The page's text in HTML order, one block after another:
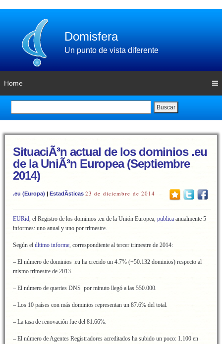
Domisfera
Un punto de vista diferente
Home
Buscar
SituaciÃ³n actual de los dominios .eu
de la UniÃ³n Europea (Septiembre
2014)
.eu (Europa) | EstadÃ­sticas 23 de diciembre de 2014
EURid, el Registro de los dominios .eu de la Unión Europea, publica anualmente 5
informes: uno anual y uno por trimestre.
Según el último informe, correspondiente al tercer trimestre de 2014:
– El número de dominios .eu ha crecido un 4.7% (+50.132 dominios) respecto al
mismo trimestre de 2013.
– El número de queries DNS por minuto llegó a las 550.000.
– Los 10 países con más dominios representan un 87.6% del total.
– La tasa de renovación fue del 81.66%.
– El número de Agentes Registradores acreditados ha subido un poco: 1.100 en